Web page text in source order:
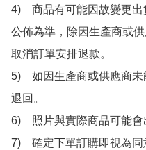
4)　商品有可能因故變更
公佈為準，除因生產商或
取消訂單安排退款。
5)　如因生產商或供應商
退回。
6)　照片與實際商品可能會
7)　確定下單訂購即視為